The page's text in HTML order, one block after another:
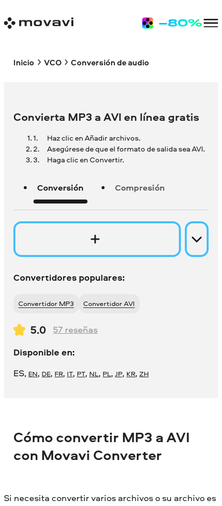
Inicio VCO Conversión de audio
Convierta MP3 a AVI en línea gratis
Haz clic en Añadir archivos.
Asegúrese de que el formato de salida sea AVI.
Haga clic en Convertir.
Conversión Compresión
Convertidores populares:
Convertidor MP3 Convertidor AVI
5.0 57 reseñas
Disponible en:
ES, EN, DE, FR, IT, PT, NL, PL,JP, KR,ZH
Cómo convertir MP3 a AVI
con Movavi Converter
Si necesita convertir varios archivos o su archivo es